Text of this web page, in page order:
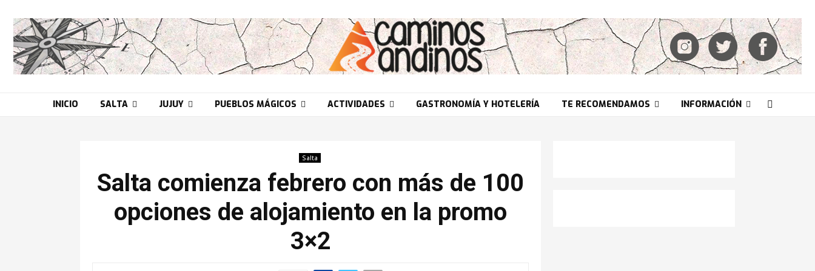
INICIO SALTA JUJUY PUEBLOS MÁGICOS ACTIVIDADES GASTRONOMÍA Y HOTELERÍA TE RECOMENDAMOS INFORMACIÓN
Salta
Salta comienza febrero con más de 100
opciones de alojamiento en la promo
3×2